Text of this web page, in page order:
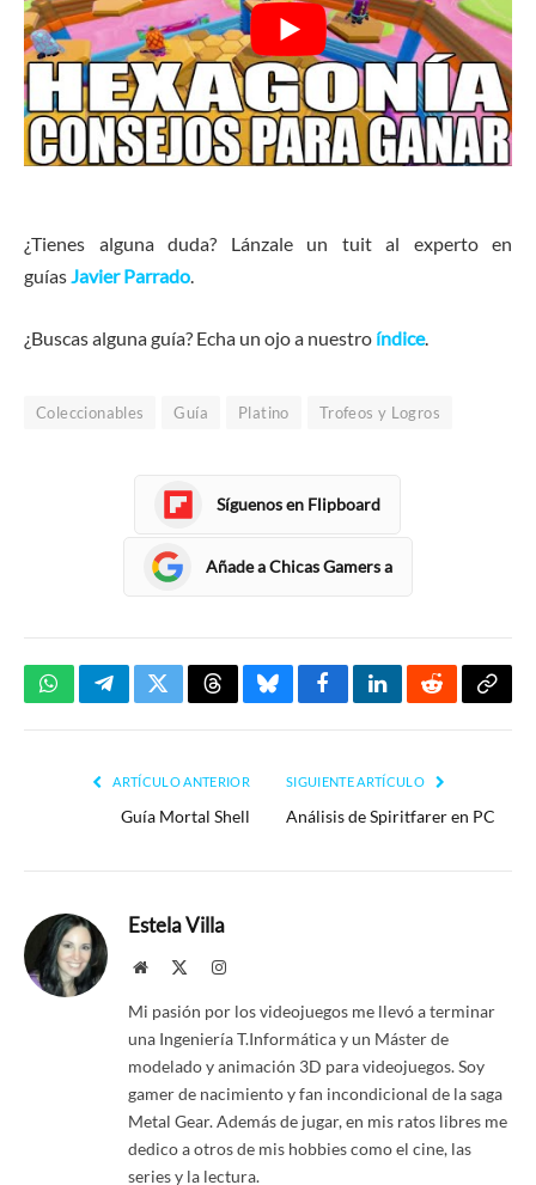
¿Tienes alguna duda? Lánzale un tuit al experto en
guíasJavier Parrado.
¿Buscas alguna guía? Echa un ojo a nuestro índice.
Coleccionables Guía Platino Trofeos y Logros
Síguenos en Flipboard
Añade a Chicas Gamers a
WhatsAppTelegramTwitterThreadsBlueskyFacebookLinkedInReddit
ARTÍCULO ANTERIOR
Guía Mortal Shell
SIGUIENTE ARTÍCULO
Análisis de Spiritfarer en PC
Estela Villa
Website Instagram
Mi pasión por los videojuegos me llevó a terminar
una Ingeniería T.Informática y un Máster de
modelado y animación 3D para videojuegos. Soy
gamer de nacimiento y fan incondicional de la saga
Metal Gear. Además de jugar, en mis ratos libres me
dedico a otros de mis hobbies como el cine, las
series y la lectura.